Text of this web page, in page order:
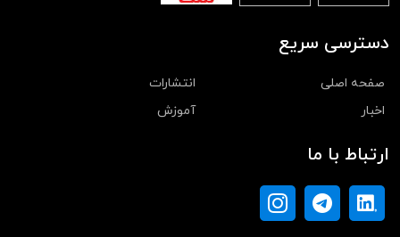
دسترسی سریع
صفحه اصلی
انتشارات
اخبار
آموزش
ارتباط با ما